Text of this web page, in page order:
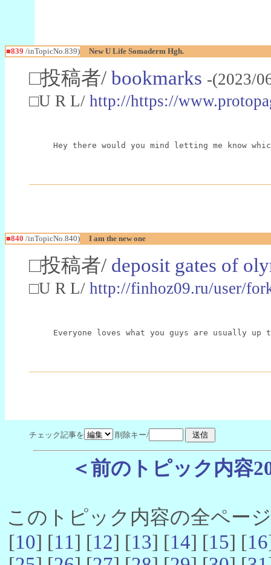
■839 /inTopicNo.839) New U Life Somaderm Hgh.
□投稿者/ bookmarks -(2023/
□U R L/ http://https://
Hey there would you mind letting me know
■840 /inTopicNo.840) I am the new one
□投稿者/ deposit gates of
□U R L/ http://finhoz09.ru/user/
Everyone loves what you guys are usually
チェック記事を 削除キー/
＜前のトピック内容
このトピック内容の全ペー
[10] [11] [12] [13] [14] [15] [16